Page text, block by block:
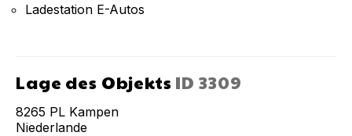
Ladestation E-Autos
Lage des Objekts ID3309
8265 PL Kampen
Niederlande